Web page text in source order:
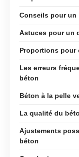
Conseils pour un
Astuces pour un
Proportions pour
Les erreurs
béton
Béton à la pelle
La qualité du
Ajustements
béton